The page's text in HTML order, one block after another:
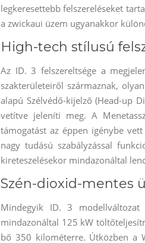
legkeresettebb felszereléseket
a zwickaui üzem ugyanakkor
High-tech stílusú
Az ID. 3 felszereltsége a
szakterületeiről származnak,
alapú Szélvédő-kijelző (Head-up
vetítve jeleníti meg. A
támogatást az éppen igénybe
nagy tudású szabályzással
kireteszelésekor mindazonáltal
Szén-dioxid-mentes
Mindegyik ID. 3
mindazonáltal 125 kW
bő 350 kilométerre. Útközben a